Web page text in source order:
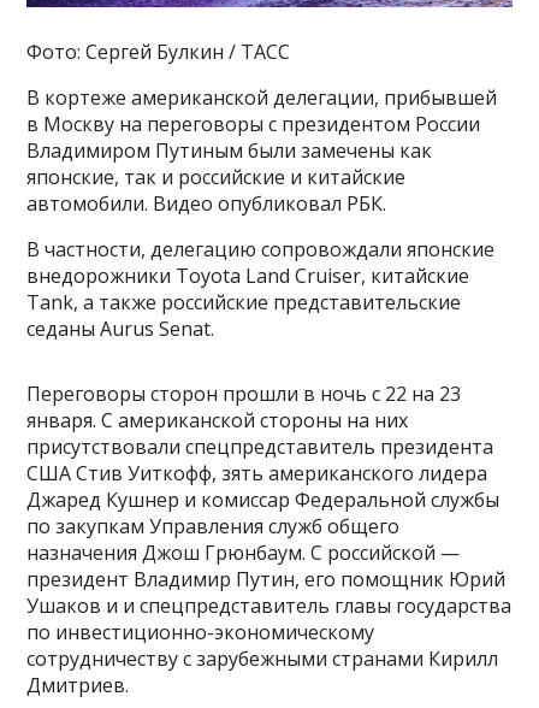
Фото: Сергей Булкин / ТАСС
В кортеже американской делегации, прибывшей
в Москву на переговоры с президентом России
Владимиром Путиным были замечены как
японские, так и российские и китайские
автомобили. Видео опубликовал РБК.
В частности, делегацию сопровождали японские
внедорожники Toyota Land Cruiser, китайские
Tank, а также российские представительские
седаны Aurus Senat.
Переговоры сторон прошли в ночь с 22 на 23
января. С американской стороны на них
присутствовали спецпредставитель президента
США Стив Уиткофф, зять американского лидера
Джаред Кушнер и комиссар Федеральной службы
по закупкам Управления служб общего
назначения Джош Грюнбаум. С российской —
президент Владимир Путин, его помощник Юрий
Ушаков и и спецпредставитель главы государства
по инвестиционно-экономическому
сотрудничеству с зарубежными странами Кирилл
Дмитриев.